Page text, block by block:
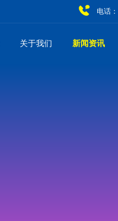
电话：
关于我们 新闻资讯